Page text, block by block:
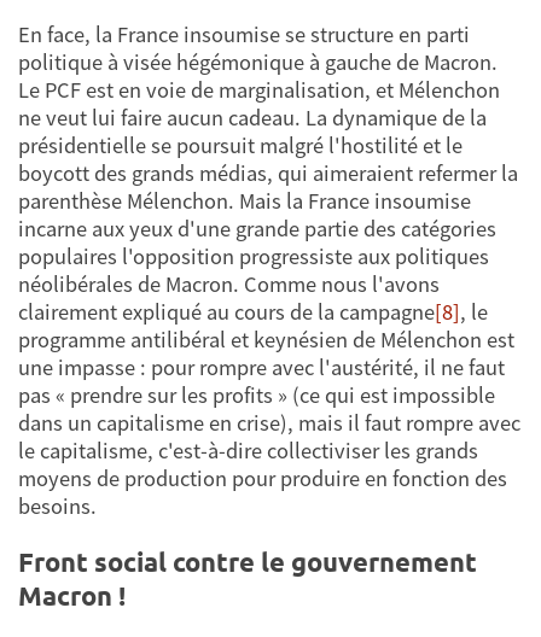
En face, la France insoumise se structure en parti
politique à visée hégémonique à gauche de Macron.
Le PCF est en voie de marginalisation, et Mélenchon
ne veut lui faire aucun cadeau. La dynamique de la
présidentielle se poursuit malgré l'hostilité et le
boycott des grands médias, qui aimeraient refermer la
parenthèse Mélenchon. Mais la France insoumise
incarne aux yeux d'une grande partie des catégories
populaires l'opposition progressiste aux politiques
néolibérales de Macron. Comme nous l'avons
clairement expliqué au cours de la campagne[8], le
programme antilibéral et keynésien de Mélenchon est
une impasse : pour rompre avec l'austérité, il ne faut
pas « prendre sur les profits » (ce qui est impossible
dans un capitalisme en crise), mais il faut rompre avec
le capitalisme, c'est-à-dire collectiviser les grands
moyens de production pour produire en fonction des
besoins.
Front social contre le gouvernement
Macron !